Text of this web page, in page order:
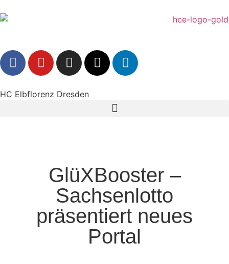
HC Elbflorenz Dresden
GlüXBooster –
Sachsenlotto
präsentiert neues
Portal